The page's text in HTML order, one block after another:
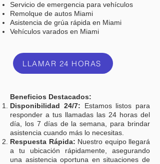
Servicio de emergencia para vehículos
Remolque de autos Miami
Asistencia de grúa rápida en Miami
Vehículos varados en Miami
LLAMAR 24 HORAS
Beneficios Destacados:
Disponibilidad 24/7: Estamos listos para
responder a tus llamadas las 24 horas del
día, los 7 días de la semana, para brindar
asistencia cuando más lo necesitas.
Respuesta Rápida: Nuestro equipo llegará
a tu ubicación rápidamente, asegurando
una asistencia oportuna en situaciones de